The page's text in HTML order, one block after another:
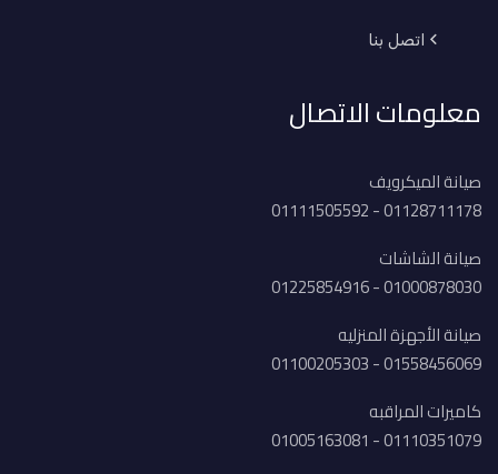
اتصل بنا
معلومات الاتصال
صيانة الميكرويف
01128711178 - 01111505592
صيانة الشاشات
01000878030 - 01225854916
صيانة الأجهزة المنزليه
01558456069 - 01100205303
كاميرات المراقبه
01110351079 - 01005163081